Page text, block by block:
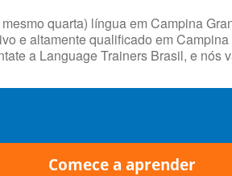
quarta) língua em Campina
e altamente qualificado em
a Language Trainers Brasil, e nós
Comece a aprender